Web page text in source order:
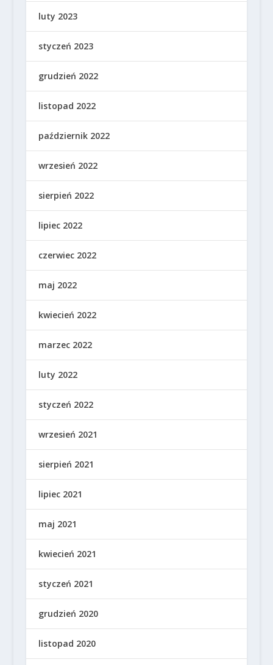
luty 2023
styczeń 2023
grudzień 2022
listopad 2022
październik 2022
wrzesień 2022
sierpień 2022
lipiec 2022
czerwiec 2022
maj 2022
kwiecień 2022
marzec 2022
luty 2022
styczeń 2022
wrzesień 2021
sierpień 2021
lipiec 2021
maj 2021
kwiecień 2021
styczeń 2021
grudzień 2020
listopad 2020